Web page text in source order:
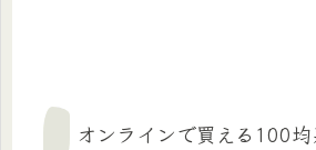
オンラインで買える100